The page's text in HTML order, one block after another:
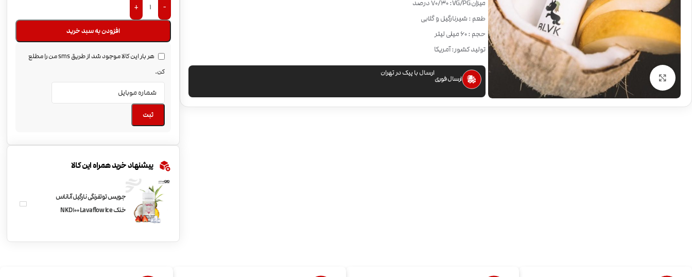
بزرگنمایی تصویر
میزان VG/PG:
طعم : شیرنارگیل و گلابی
حجم : 60 میلی لیتر
تولید کشور: آمریکا
ارسال فوری
ارسال با پیک در تهران
-
+
افزودن به سبد خرید
هر بار این کالا موجود شد از طریق sms من را مطلع
کن.
ثبت
پیشنهاد خرید همراه این کالا
جویس توتفرنگی نارگیل آناناس
خنک NKD100 Lavaflow Ice